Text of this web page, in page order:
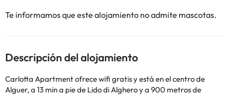
Te informamos que este alojamiento no admite mascotas.
Descripción del alojamiento
Carlotta Apartment ofrece wifi gratis y está en el centro de
Alguer, a 13 min a pie de Lido di Alghero y a 900 metros de